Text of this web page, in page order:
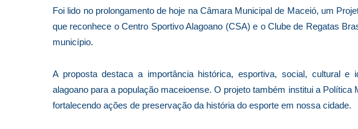
Foi lido no prolongamento de hoje na Câmara Municipal de Maceió, um
que reconhece o Centro Sportivo Alagoano (CSA) e o Clube de Regatas
município.
A proposta destaca a importância histórica, esportiva, social, cultural e
alagoano para a população maceioense. O projeto também institui a
fortalecendo ações de preservação da história do esporte em nossa cidade.